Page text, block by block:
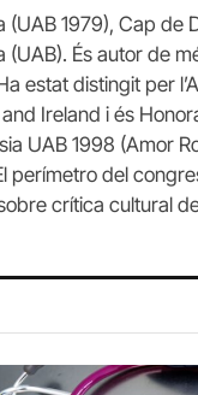
(UAB 1979), Cap
És autor de
estat distingit per
Ireland i és
UAB 1998 (Amor
perímetro del
crítica cultural